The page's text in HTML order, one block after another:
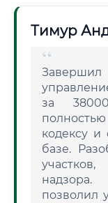
Тимур
за
кодексу и
базе.
позволил